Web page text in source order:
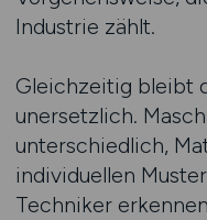
Industrie zählt.
Gleichzeitig bleibt
unersetzlich.
unterschiedlich,
individuellen
Techniker